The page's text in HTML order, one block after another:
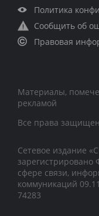
Политика
Сообщить об
Правовая
Материалы,
рекламой
Все права
Сетевое издание
зарегистрировано
сфере связи,
коммуникаций
74283